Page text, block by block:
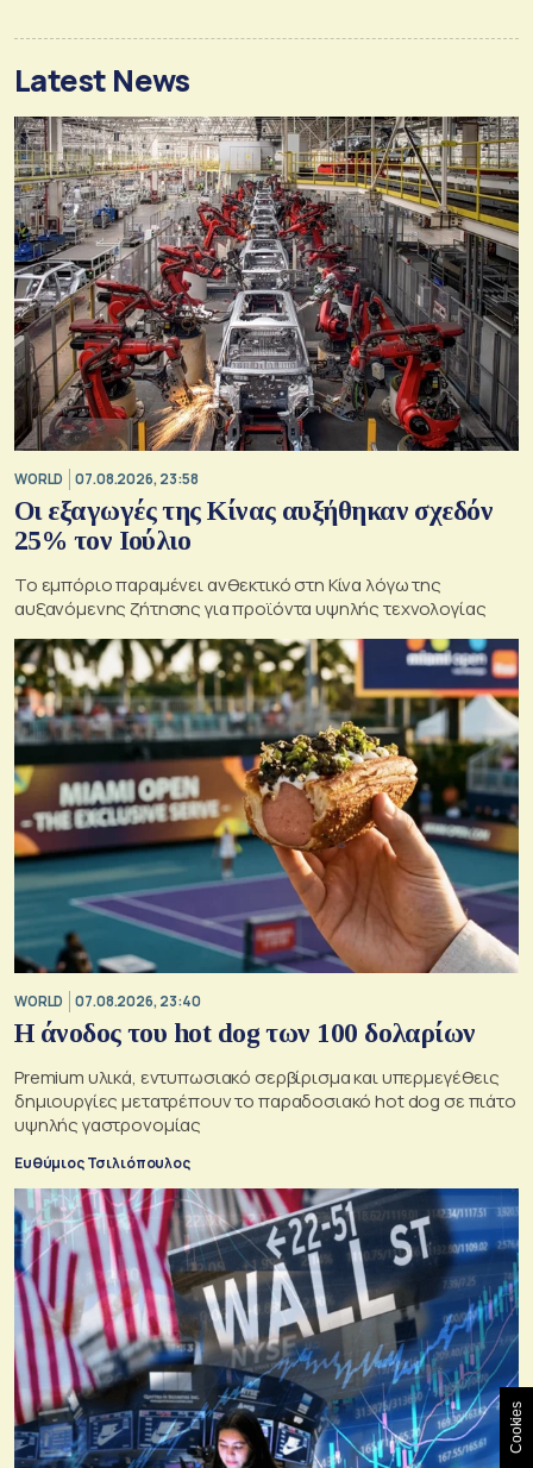
Latest News
WORLD 07.08.2026, 23:58
Οι εξαγωγές της Κίνας αυξήθηκαν σχεδόν
25% τον Ιούλιο
Το εμπόριο παραμένει ανθεκτικό στη Κίνα λόγω της
αυξανόμενης ζήτησης για προϊόντα υψηλής τεχνολογίας
WORLD 07.08.2026, 23:40
Η άνοδος του hot dog των 100 δολαρίων
Premium υλικά, εντυπωσιακό σερβίρισμα και υπερμεγέθεις
δημιουργίες μετατρέπουν το παραδοσιακό hot dog σε πιάτο
υψηλής γαστρονομίας
Ευθύμιος Τσιλιόπουλος
Cookies